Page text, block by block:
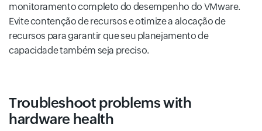
monitoramento completo do desempenho do VMware.
Evite contenção de recursos e otimize a alocação de
recursos para garantir que seu planejamento de
capacidade também seja preciso.
Troubleshoot problems with
hardware health